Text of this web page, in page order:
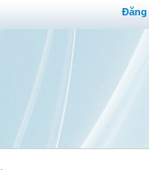
Đăng